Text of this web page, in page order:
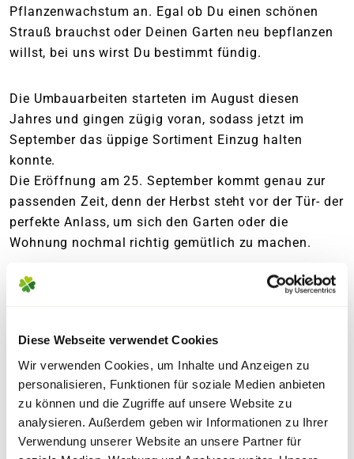
Diese Webseite verwendet Cookies
Wir verwenden Cookies, um Inhalte und Anzeigen zu
personalisieren, Funktionen für soziale Medien anbieten
zu können und die Zugriffe auf unsere Website zu
analysieren. Außerdem geben wir Informationen zu Ihrer
Verwendung unserer Website an unsere Partner für
Pflanzenwachstum an. Egal ob Du einen schönen
Strauß brauchst oder Deinen Garten neu bepflanzen
willst, bei uns wirst Du bestimmt fündig.
Die Umbauarbeiten starteten im August diesen
Jahres und gingen zügig voran, sodass jetzt im
September das üppige Sortiment Einzug halten
konnte.
Die Eröffnung am 25. September kommt genau zur
passenden Zeit, denn der Herbst steht vor der Tür- der
perfekte Anlass, um sich den Garten oder die
Wohnung nochmal richtig gemütlich zu machen.
KUNDENSERVICE DER GLÜCKLICH MACHT
und Tat zur Seite und unterstützen Dich bei Fragen.
Blumen Risse bietet Dir zudem einen umfangreichen
Floristik-Service für Hochzeiten, Geburtstagsfeiern
und Trauerfeiern an. Ob handgebundene Sträuße oder
individuell gestaltete Gestecke – unsere freundlichen
Florist*innen stehen Dir mit kreativen Ideen und